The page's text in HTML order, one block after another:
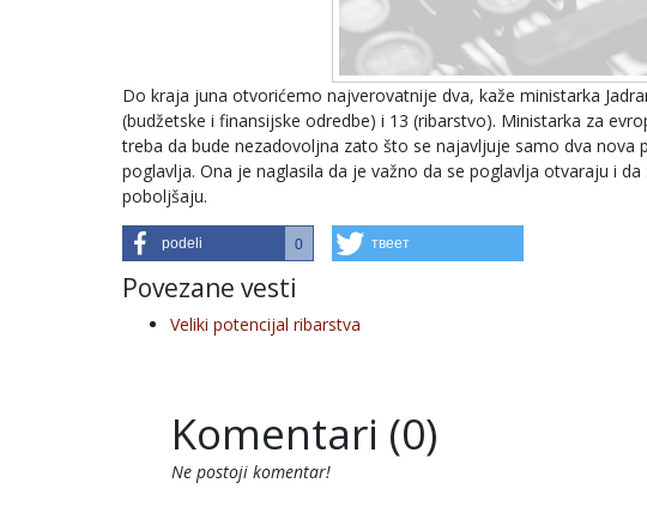
Do kraja juna otvorićemo najverovatnije dva, kaže ministarka
(budžetske i finansijske odredbe) i 13 (ribarstvo). Ministarka za
treba da bude nezadovoljna zato što se najavljuje samo dva nova
poglavlja. Ona je naglasila da je važno da se poglavlja otvaraju i
poboljšaju.
podeli 0 твеет
Povezane vesti
Veliki potencijal ribarstva
Komentari (0)
Ne postoji komentar!